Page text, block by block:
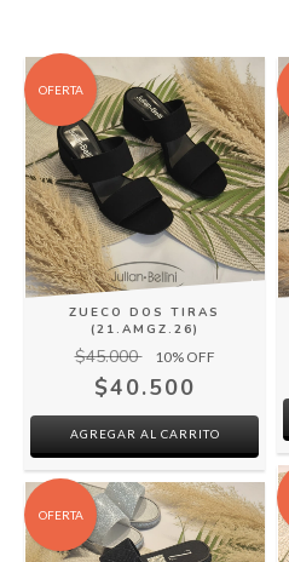
OFERTA
ZUECO DOS TIRAS
(21.AMGZ.26)
$45.000 10% OFF
$40.500
AGREGAR AL CARRITO
OFERTA